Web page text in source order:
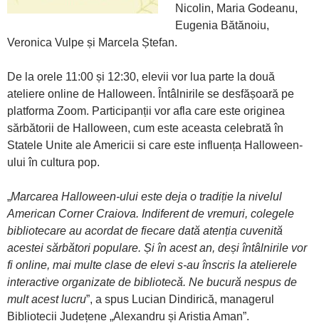
Nicolin, Maria Godeanu,
Eugenia Bătănoiu,
Veronica Vulpe și Marcela Ștefan.
De la orele 11:00 și 12:30, elevii vor lua parte la două
ateliere online de Halloween. Întâlnirile se desfășoară pe
platforma Zoom. Participanții vor afla care este originea
sărbătorii de Halloween, cum este aceasta celebrată în
Statele Unite ale Americii si care este influența Halloween-
ului în cultura pop.
„Marcarea Halloween-ului este deja o tradiție la nivelul
American Corner Craiova. Indiferent de vremuri, colegele
bibliotecare au acordat de fiecare dată atenția cuvenită
acestei sărbători populare. Și în acest an, deși întâlnirile vor
fi online, mai multe clase de elevi s-au înscris la atelierele
interactive organizate de bibliotecă. Ne bucură nespus de
mult acest lucru”, a spus Lucian Dindirică, managerul
Bibliotecii Județene „Alexandru și Aristia Aman”.